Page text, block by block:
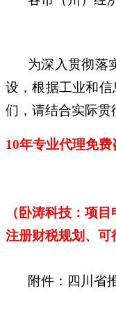
为深入贯彻落
设，根据工业和
们，请结合实际贯
10年专业代理免费
（卧涛科技：项
注册财税规划、可
附件：四川省